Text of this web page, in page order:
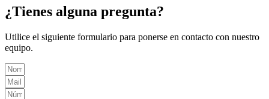
¿Tienes alguna pregunta?
Utilice el siguiente formulario para ponerse en contacto con nuestro
equipo.